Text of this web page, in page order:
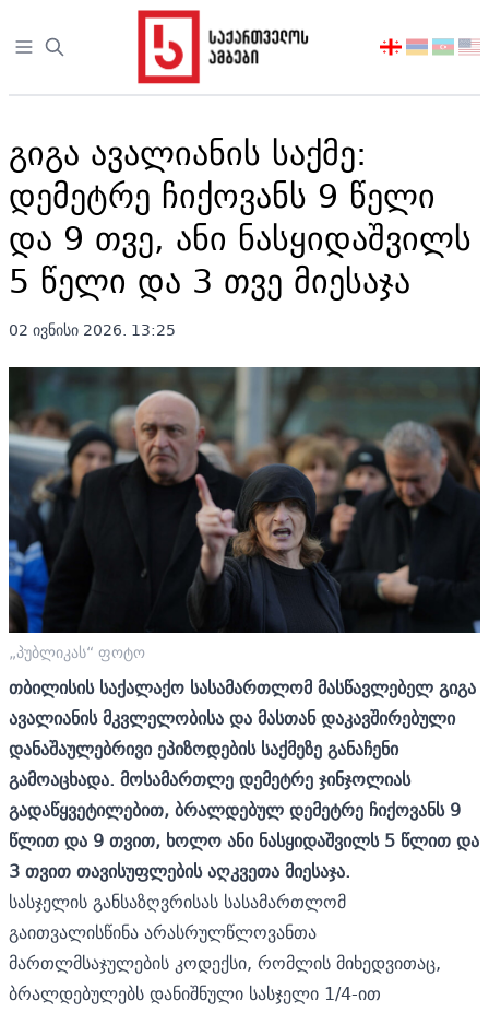
Open sidebar
აირჩიეთ
გიგა ავალიანის საქმე:
დემეტრე ჩიქოვანს 9 წელი
და 9 თვე, ანი ნასყიდაშვილს
5 წელი და 3 თვე მიესაჯა
02 ივნისი 2026. 13:25
„პუბლიკას“ ფოტო
თბილისის საქალაქო სასამართლომ მასწავლებელ გიგა
ავალიანის მკვლელობისა და მასთან დაკავშირებული
დანაშაულებრივი ეპიზოდების საქმეზე განაჩენი
გამოაცხადა. მოსამართლე დემეტრე ჯინჯოლიას
გადაწყვეტილებით, ბრალდებულ დემეტრე ჩიქოვანს 9
წლით და 9 თვით, ხოლო ანი ნასყიდაშვილს 5 წლით და
3 თვით თავისუფლების აღკვეთა მიესაჯა.
სასჯელის განსაზღვრისას სასამართლომ
გაითვალისწინა არასრულწლოვანთა
მართლმსაჯულების კოდექსი, რომლის მიხედვითაც,
ბრალდებულებს დანიშნული სასჯელი 1/4-ით